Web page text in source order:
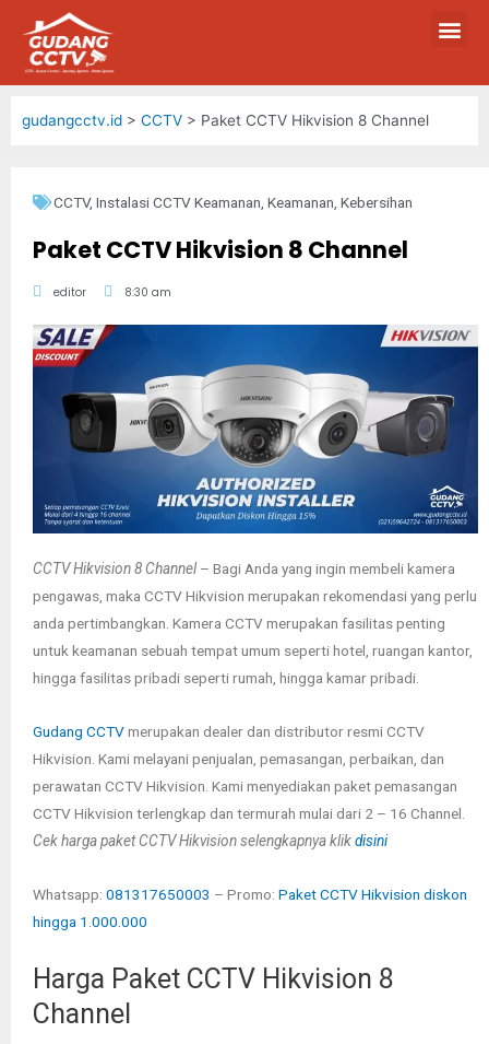
gudangcctv.id > CCTV > Paket CCTV Hikvision 8 Channel
CCTV, Instalasi CCTV Keamanan Keamanan Kebersihan
Paket CCTV Hikvision 8 Channel
editor 8:30 am
CCTV Hikvision 8 Channel– Bagi Anda yang ingin membeli kamera
pengawas, maka CCTV Hikvision merupakan rekomendasi yang perlu
anda pertimbangkan. Kamera CCTV merupakan fasilitas penting
untuk keamanan sebuah tempat umum seperti hotel, ruangan kantor,
hingga fasilitas pribadi seperti rumah, hingga kamar pribadi.
Gudang CCTVmerupakan dealer dan distributor resmi CCTV
Hikvision. Kami melayani penjualan, pemasangan, perbaikan, dan
perawatan CCTV Hikvision. Kami menyediakan paket pemasangan
CCTV Hikvision terlengkap dan termurah mulai dari 2 – 16 Channel.
Cek harga paket CCTV Hikvision selengkapnya klikdisini
Whatsapp: 081317650003 – Promo: Paket CCTV Hikvision diskon
hingga 1.000.000
Harga Paket CCTV Hikvision 8
Channel